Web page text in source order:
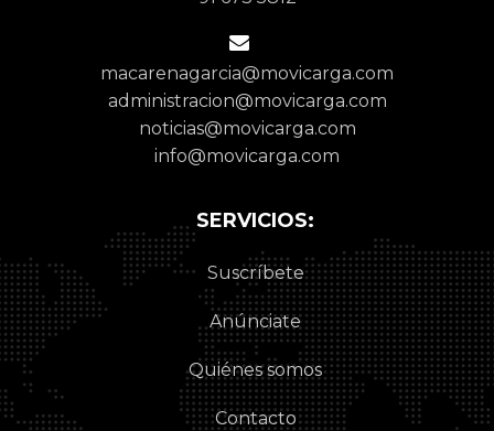
macarenagarcia@movicarga.com
administracion@movicarga.com
noticias@movicarga.com
info@movicarga.com
SERVICIOS:
Suscríbete
Anúnciate
Quiénes somos
Contacto